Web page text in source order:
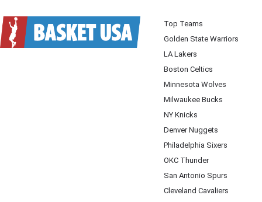
Top Teams
Golden State Warriors
LA Lakers
Boston Celtics
Minnesota Wolves
Milwaukee Bucks
NY Knicks
Denver Nuggets
Philadelphia Sixers
OKC Thunder
San Antonio Spurs
Cleveland Cavaliers